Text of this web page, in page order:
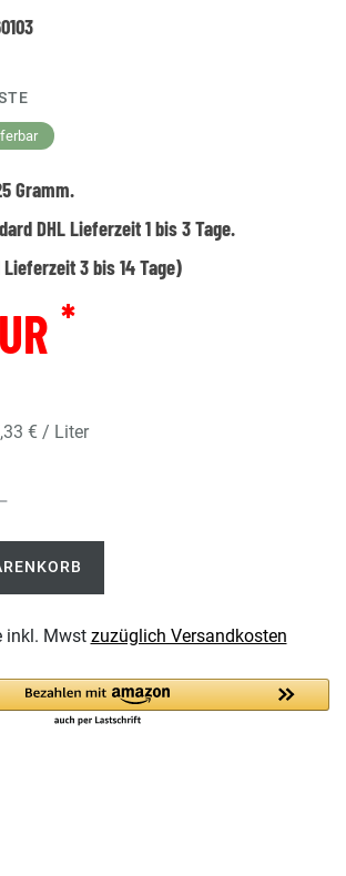
Gramm.
DHL Lieferzeit 1 bis 3 Tage.
3 bis 14 Tage)
*
€ / Liter
inkl. Mwst zuzüglich Versandkosten